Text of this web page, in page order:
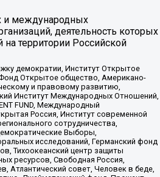
и международных
деятельность которых
на территории Российской
демократии, Институт Открытое
Открытое общество, Американо-
и правовому развитию,
Институт Международных Отношений,
FUND, Международный
Россия, Институт современной
сотрудничества,
Выборы,
исследований, Германский фонд
Тихоокеанский центр защиты
ресурсов, Свободная Россия,
Атлантический совет, Человек в беде,